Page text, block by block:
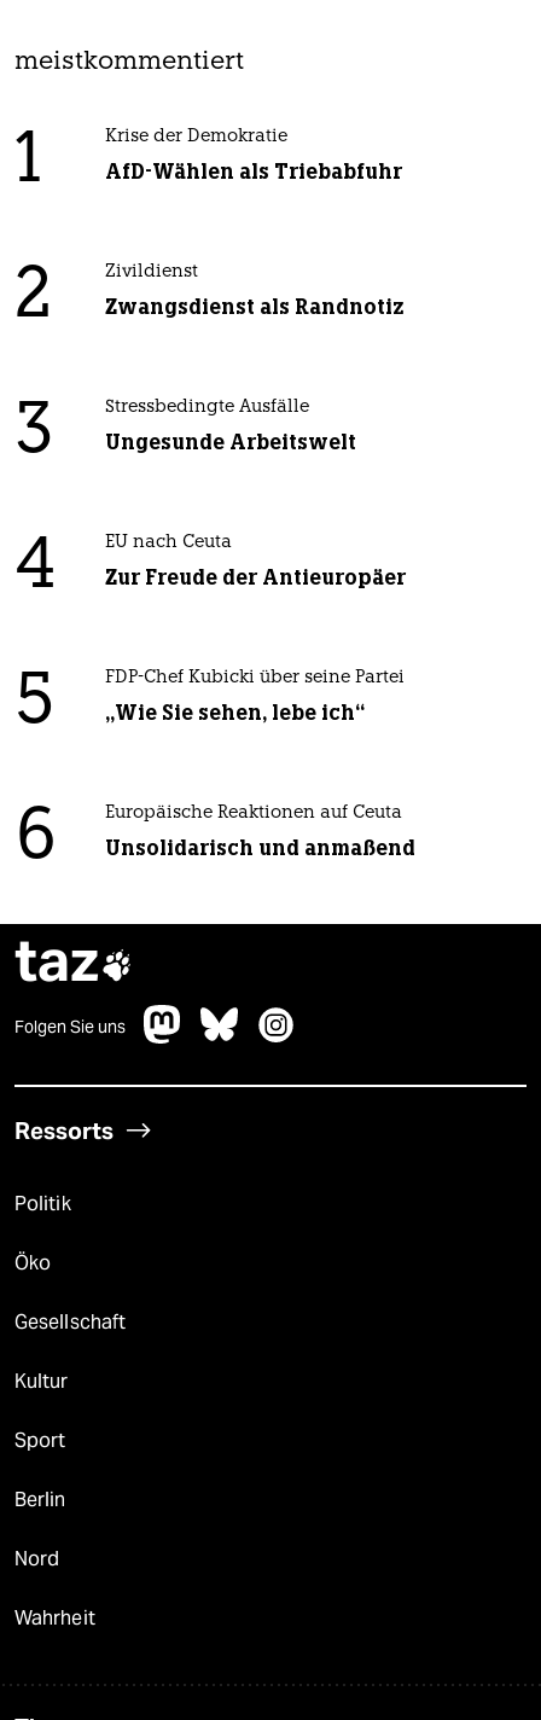
meistkommentiert
1 Krise der Demokratie
AfD-Wählen als Triebabfuhr
2 Zivildienst
Zwangsdienst als Randnotiz
3 Stressbedingte Ausfälle
Ungesunde Arbeitswelt
4 EU nach Ceuta
Zur Freude der Antieuropäer
5 FDP-Chef Kubicki über seine Partei
„Wie Sie sehen, lebe ich“
6 Europäische Reaktionen auf Ceuta
Unsolidarisch und anmaßend
taz
Folgen Sie uns
Ressorts
Politik
Öko
Gesellschaft
Kultur
Sport
Berlin
Nord
Wahrheit